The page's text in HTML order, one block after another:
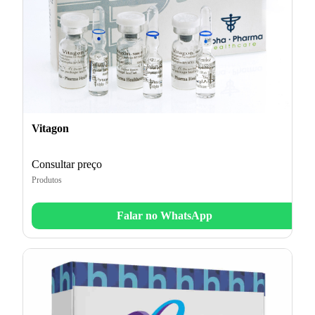
Vitagon
Consultar preço
Produtos
Falar no WhatsApp